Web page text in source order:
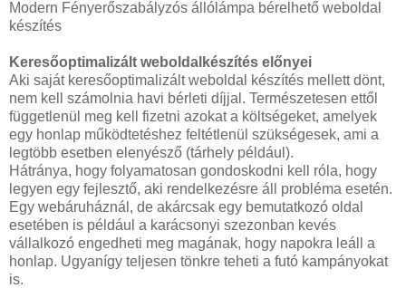
Modern Fényerőszabályzós állólámpa bérelhető weboldal
készítés
Keresőoptimalizált weboldalkészítés előnyei
Aki saját keresőoptimalizált weboldal készítés mellett dönt,
nem kell számolnia havi bérleti díjjal. Természetesen ettől
függetlenül meg kell fizetni azokat a költségeket, amelyek
egy honlap működtetéshez feltétlenül szükségesek, ami a
legtöbb esetben elenyésző (tárhely például).
Hátránya, hogy folyamatosan gondoskodni kell róla, hogy
legyen egy fejlesztő, aki rendelkezésre áll probléma esetén.
Egy webáruháznál, de akárcsak egy bemutatkozó oldal
esetében is például a karácsonyi szezonban kevés
vállalkozó engedheti meg magának, hogy napokra leáll a
honlap. Ugyanígy teljesen tönkre teheti a futó kampányokat
is.